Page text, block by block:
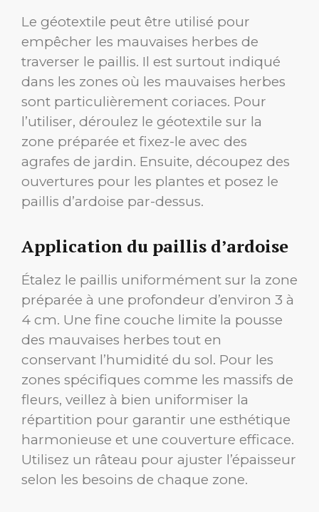
Le géotextile peut être utilisé pour
empêcher les mauvaises herbes de
traverser le paillis. Il est surtout indiqué
dans les zones où les mauvaises herbes
sont particulièrement coriaces. Pour
l’utiliser, déroulez le géotextile sur la
zone préparée et fixez-le avec des
agrafes de jardin. Ensuite, découpez des
ouvertures pour les plantes et posez le
paillis d’ardoise par-dessus.
Application du paillis d’ardoise
Étalez le paillis uniformément sur la zone
préparée à une profondeur d’environ 3 à
4 cm. Une fine couche limite la pousse
des mauvaises herbes tout en
conservant l’humidité du sol. Pour les
zones spécifiques comme les massifs de
fleurs, veillez à bien uniformiser la
répartition pour garantir une esthétique
harmonieuse et une couverture efficace.
Utilisez un râteau pour ajuster l’épaisseur
selon les besoins de chaque zone.